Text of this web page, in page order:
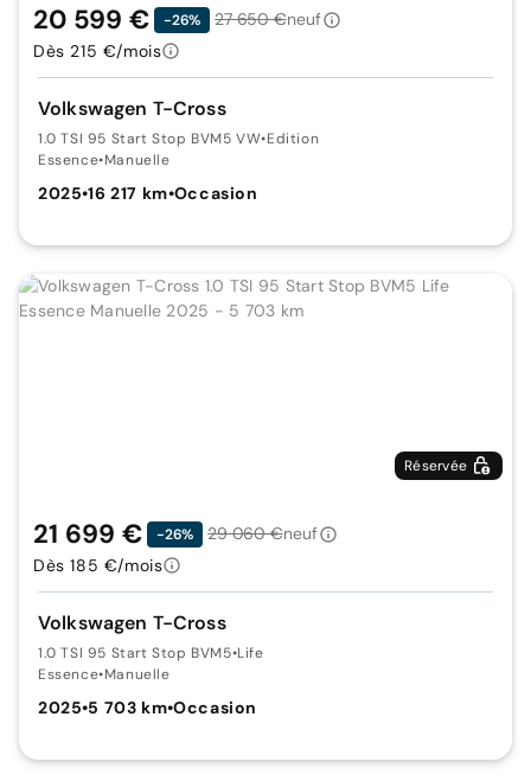
Volkswagen T-Cross
1.0 TSI 95 Start Stop BVM5 VW•Edition
Essence•Manuelle
2025•16 217 km•Occasion
20 599 € -26% 27 650 €neuf
Dès 215 €/mois
Réservée
Volkswagen T-Cross
1.0 TSI 95 Start Stop BVM5•Life
Essence•Manuelle
2025•5 703 km•Occasion
21 699 € -26% 29 060 €neuf
Dès 185 €/mois